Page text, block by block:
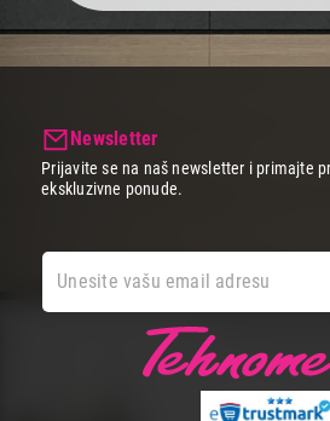
Newsletter
Prijavite se na naš newsletter i primajte
ekskluzivne ponude.